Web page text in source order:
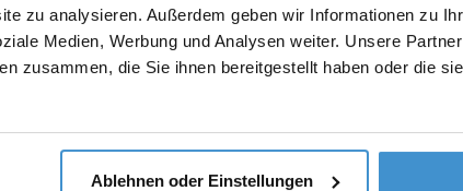
zu analysieren. Außerdem geben wir Informationen zu
Medien, Werbung und Analysen weiter. Unsere
zusammen, die Sie ihnen bereitgestellt haben oder die
Ablehnen oder Einstellungen